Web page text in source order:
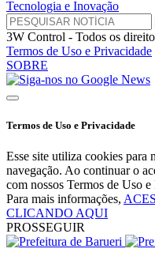
Tecnologia e Inovação
3W Control - Todos os
Termos de Uso e Privacidade
SOBRE
Termos de Uso e Privacidade
Esse site utiliza cookies para
navegação. Ao continuar o
com nossos Termos de Uso
Para mais informações,
CLICANDO AQUI
PROSSEGUIR